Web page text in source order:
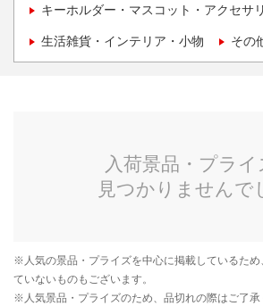
キーホルダー・マスコット・アクセサ
生活雑貨・インテリア・小物 その